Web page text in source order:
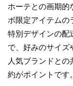
ホーテとの画期的
ボ限定アイテムの
特別デザインの配
で、好みのサイズ
人気ブランドと
約がポイントです。